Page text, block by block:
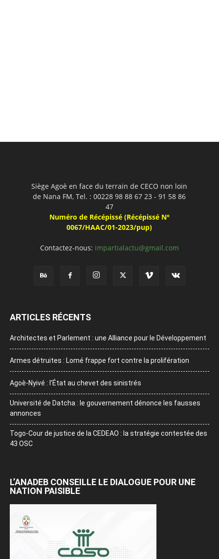
Siège Agoè en face du terrain de CECO non loin
de Nana FM, Tel. : 00228 98 88 67 23 - 91 58 86
47
Numéro de Récépissé (Récépissé N°
0067/HAAC/01-2023/pup)
Contactez-nous: impartialactu@gmail.com
ARTICLES RÉCENTS
Architectes et Parlement : une Alliance pour le Développement
Armes détruites : Lomé frappe fort contre la prolifération
Agoè-Nyivé : l’État au chevet des sinistrés
Université de Datcha : le gouvernement dénonce les fausses
annonces
Togo-Cour de justice de la CEDEAO : la stratégie contestée des
43 OSC
L’ANADEB CONSEILLE LE DIALOGUE POUR UNE
NATION PAISIBLE